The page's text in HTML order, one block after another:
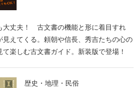
大丈夫！ 古文書の機能と形に着目すれ
見えてくる。頼朝や信長、秀吉たちの心の
楽しむ古文書ガイド。新装版で登場！
歴史・地理・民俗